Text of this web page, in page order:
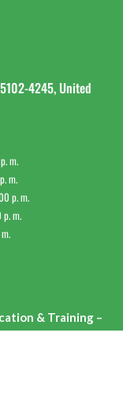
4245, United
m.
m.
p. m.
m.
& Training –